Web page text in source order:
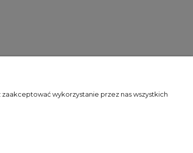
wykorzystanie przez nas wszystkich